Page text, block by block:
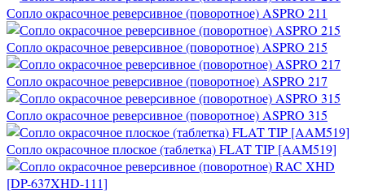
Сопло окрасочное реверсивное (поворотное) ASPRO 211
Сопло окрасочное реверсивное (поворотное) ASPRO 215
Сопло окрасочное реверсивное (поворотное) ASPRO 217
Сопло окрасочное реверсивное (поворотное) ASPRO 315
Сопло окрасочное плоское (таблетка) FLAT TIP [AAM519]